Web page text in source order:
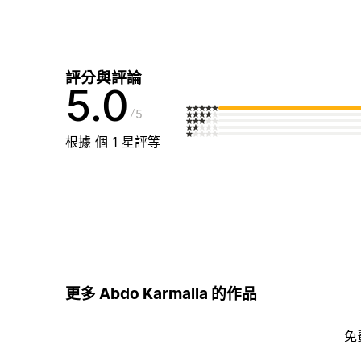
評分與評論
5.0 5
根據 個 1 星評等
更多 Abdo Karmalla 的作品
免